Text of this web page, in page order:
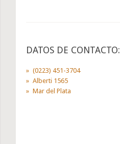
DATOS DE CONTACTO:
(0223) 451-3704
Alberti 1565
Mar del Plata